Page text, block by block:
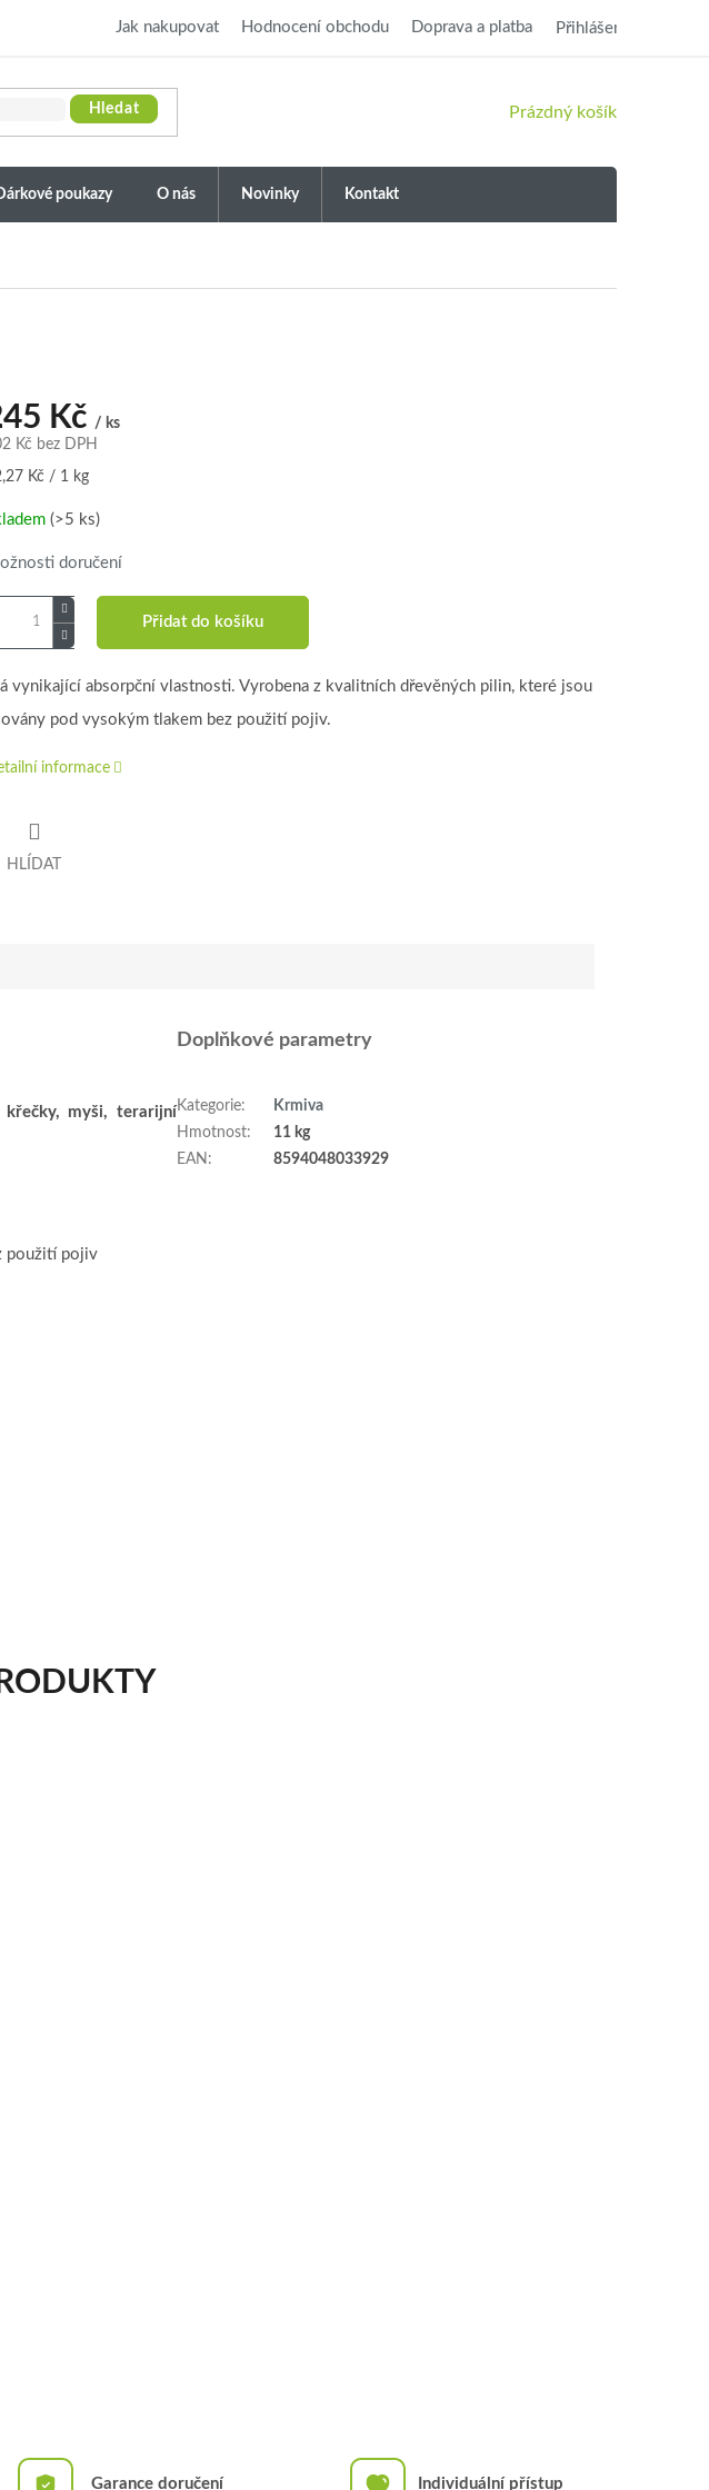
Jak nakupovat Hodnocení obchodu Doprava a platba Přihlášení
Hledat
NÁKUPNÍ
Prázdný košík
poukazy O nás Novinky Kontakt
Kč / ks
Kč bez DPH
Kč / 1 kg
(>5 ks)
doručení
Přidat do košíku
vynikající absorpční vlastnosti. Vyrobena z kvalitních dřevěných pilin, které jsou
pod vysokým tlakem bez použití pojiv.
informace
HLÍDAT
myši, terarijní
použití pojiv
Doplňkové parametry
Kategorie:
Krmiva
Hmotnost:
11 kg
EAN : 8594048033929
Garance doručení Individuální přístup